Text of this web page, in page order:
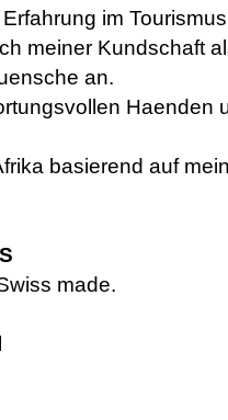
im
meiner Kundschaft
an.
Haenden
basierend auf
made.